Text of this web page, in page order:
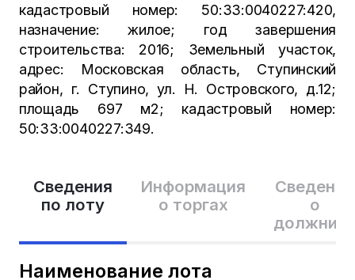
Сведения
по лоту
Информация
о торгах
Сведения
о
Наименование лота
кадастровый номер: 50:33:0040227:420,
назначение: жилое; год завершения
строительства: 2016; Земельный участок,
адрес: Московская область, Ступинский
район, г. Ступино, ул. Н. Островского, д.12;
площадь 697 м2; кадастровый номер:
50:33:0040227:349.